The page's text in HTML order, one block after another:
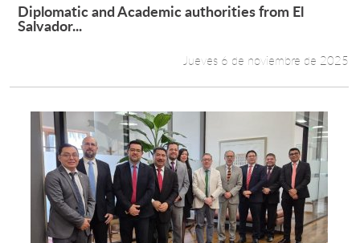
Leer más +
Diplomatic and Academic authorities from El
Salvador...
Jueves 6 de noviembre de 2025